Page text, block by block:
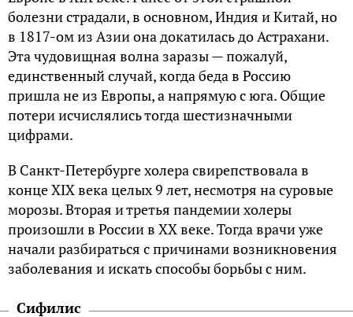
болезни страдали, в основном, Индия и Китай, но
в 1817-ом из Азии она докатилась до Астрахани.
Эта чудовищная волна заразы — пожалуй,
единственный случай, когда беда в Россию
пришла не из Европы, а напрямую с юга. Общие
потери исчислялись тогда шестизначными
цифрами.
В Санкт-Петербурге холера свирепствовала в
концеXIXвека целых 9 лет, несмотря на суровые
морозы. Вторая и третья пандемии холеры
произошли в России в XX веке. Тогда врачи уже
начали разбираться с причинами возникновения
заболевания и искать способы борьбы с ним.
Сифилис